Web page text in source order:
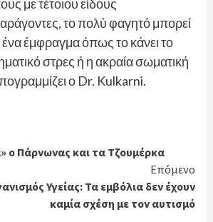
με τέτοιου είδους
το πολύ φαγητό μπορεί
έμφραγμα όπως το κάνει το
στρες ή η ακραία σωματική
ο Dr. Kulkarni.
ο Πάρνωνας και τα Τζουμέρκα
Επόμενο
Υγείας: Τα εμβόλια δεν έχουν
καμία σχέση με τον αυτισμό